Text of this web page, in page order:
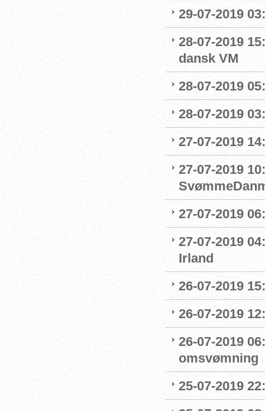
29-07-2019
28-07-2019
dansk VM
28-07-2019
28-07-2019
27-07-2019
27-07-2019
27-07-2019
27-07-2019
Irland
26-07-2019
26-07-2019
26-07-2019
omsvømning
25-07-2019